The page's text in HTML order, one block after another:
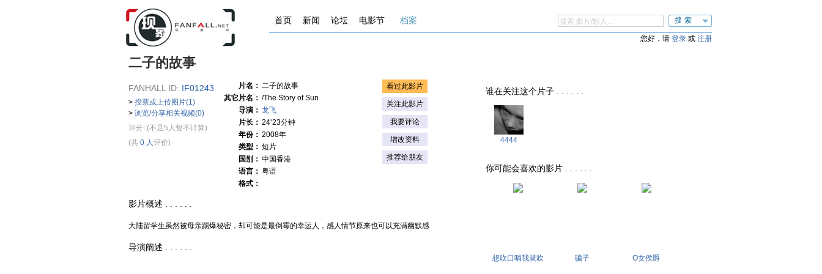
首页 新闻 论坛 电影节 档案 搜索
您好，请 登录 或 注册
二子的故事
FANHALL ID: IF01243
> 投票或上传图片(1)
> 浏览/分享相关视频(0)
评分: (不足5人暂不计算)
(共 0 人评价)
片名： 二子的故事
其它片名： /The Story of Sun
导演： 龙飞
片长： 24‘23分钟
年份： 2008年
类型： 短片
国别： 中国香港
语言： 粤语
格式：
看过此影片
关注此影片
我要评论
增改资料
推荐给朋友
影片概述 . . . . . .
大陆留学生虽然被母亲踢爆秘密，却可能是最倒霉的幸运人，感人情节原来也可以充满幽默感
导演阐述 . . . . . .
谁在关注这个片子 . . . . . .
4444
你可能会喜欢的影片 . . . . . .
想吹口哨我就吹 骗子 O女侯爵